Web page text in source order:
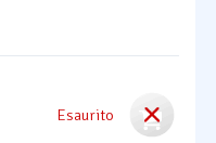
Esaurito